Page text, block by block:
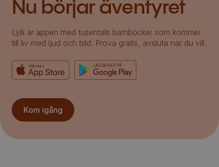
Nu börjar äventyret
Lylli är appen med tusentals barnböcker som kommer
till liv med ljud och bild. Prova gratis, avsluta när du vill.
Kom igång